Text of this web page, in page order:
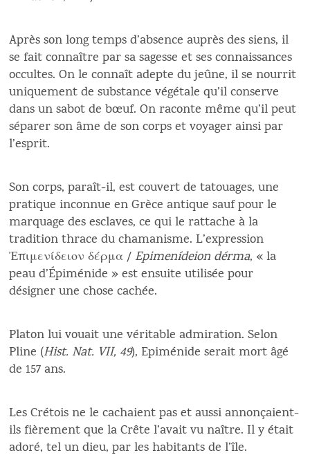
Après son long temps d’absence auprès des siens, il
se fait connaître par sa sagesse et ses connaissances
occultes. On le connaît adepte du jeûne, il se nourrit
uniquement de substance végétale qu’il conserve
dans un sabot de bœuf. On raconte même qu’il peut
séparer son âme de son corps et voyager ainsi par
l’esprit.
Son corps, paraît-il, est couvert de tatouages, une
pratique inconnue en Grèce antique sauf pour le
marquage des esclaves, ce qui le rattache à la
tradition thrace du chamanisme. L’expression
Ἐπιμενίδειον δέρμα / Epimenídeion dérma, « la
peau d’Épiménide » est ensuite utilisée pour
désigner une chose cachée.
Platon lui vouait une véritable admiration. Selon
Pline (Hist. Nat. VII, 49), Epiménide serait mort âgé
de 157 ans.
Les Crétois ne le cachaient pas et aussi annonçaient-
ils fièrement que la Crête l’avait vu naître. Il y était
adoré, tel un dieu, par les habitants de l’île.